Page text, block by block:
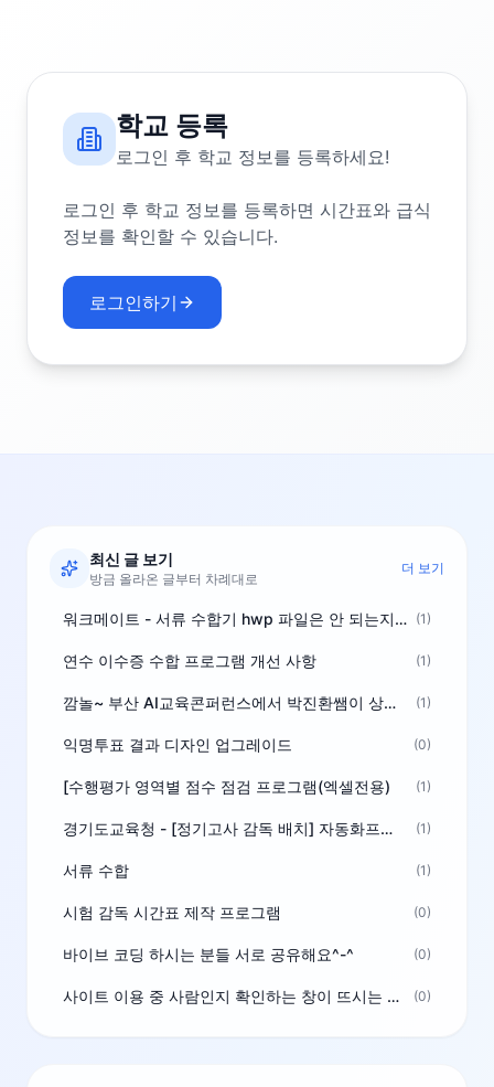
학교 등록
로그인 후 학교 정보를 등록하세요!
로그인 후 학교 정보를 등록하면 시간표와 급식
정보를 확인할 수 있습니다.
로그인하기
최신 글 보기
방금 올라온 글부터 차례대로
더 보기
워크메이트 - 서류 수합기 hwp 파일은 안 되는지요? (1)
연수 이수증 수합 프로그램 개선 사항 (1)
깜놀~ 부산 AI교육콘퍼런스에서 박진환쌤이 상받으려 나오셨네요~ ^^ (1)
익명투표 결과 디자인 업그레이드 (0)
[수행평가 영역별 점수 점검 프로그램(엑셀전용) (1)
경기도교육청 - [정기고사 감독 배치] 자동화프로그램 보급 (1)
서류 수합 (1)
시험 감독 시간표 제작 프로그램 (0)
바이브 코딩 하시는 분들 서로 공유해요^-^ (0)
사이트 이용 중 사람인지 확인하는 창이 뜨시는 분은 알려주세요 (0)